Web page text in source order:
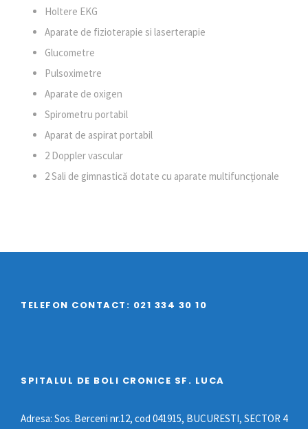
Holtere EKG
Aparate de fizioterapie si laserterapie
Glucometre
Pulsoximetre
Aparate de oxigen
Spirometru portabil
Aparat de aspirat portabil
2 Doppler vascular
2 Sali de gimnastică dotate cu aparate multifuncționale
TELEFON CONTACT: 021 334 30 10
SPITALUL DE BOLI CRONICE SF. LUCA
Adresa: Sos. Berceni nr.12, cod 041915, BUCURESTI, SECTOR 4